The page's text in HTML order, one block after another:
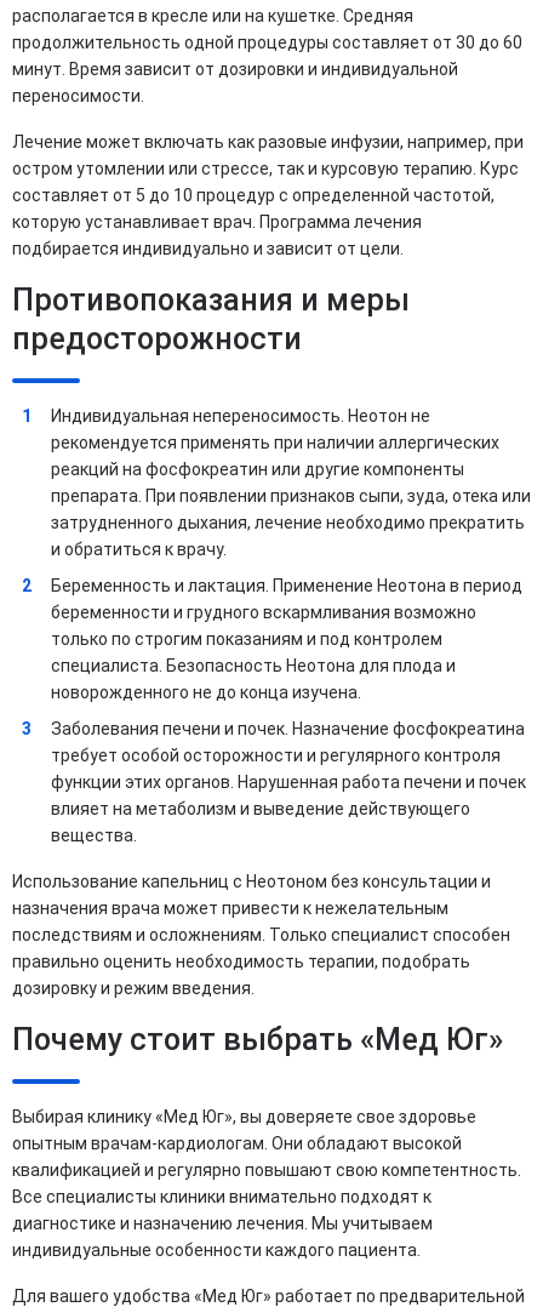
располагается в кресле или на кушетке. Средняя
продолжительность одной процедуры составляет от 30 до 60
минут. Время зависит от дозировки и индивидуальной
переносимости.
Лечение может включать как разовые инфузии, например, при
остром утомлении или стрессе, так и курсовую терапию. Курс
составляет от 5 до 10 процедур с определенной частотой,
которую устанавливает врач. Программа лечения
подбирается индивидуально и зависит от цели.
Противопоказания и меры
предосторожности
Индивидуальная непереносимость. Неотон не
рекомендуется применять при наличии аллергических
реакций на фосфокреатин или другие компоненты
препарата. При появлении признаков сыпи, зуда, отека или
затрудненного дыхания, лечение необходимо прекратить
и обратиться к врачу.
Беременность и лактация. Применение Неотона в период
беременности и грудного вскармливания возможно
только по строгим показаниям и под контролем
специалиста. Безопасность Неотона для плода и
новорожденного не до конца изучена.
Заболевания печени и почек. Назначение фосфокреатина
требует особой осторожности и регулярного контроля
функции этих органов. Нарушенная работа печени и почек
влияет на метаболизм и выведение действующего
вещества.
Использование капельниц с Неотоном без консультации и
назначения врача может привести к нежелательным
последствиям и осложнениям. Только специалист способен
правильно оценить необходимость терапии, подобрать
дозировку и режим введения.
Почему стоит выбрать «Мед Юг»
Выбирая клинику «Мед Юг», вы доверяете свое здоровье
опытным врачам-кардиологам. Они обладают высокой
квалификацией и регулярно повышают свою компетентность.
Все специалисты клиники внимательно подходят к
диагностике и назначению лечения. Мы учитываем
индивидуальные особенности каждого пациента.
Для вашего удобства «Мед Юг» работает по предварительной